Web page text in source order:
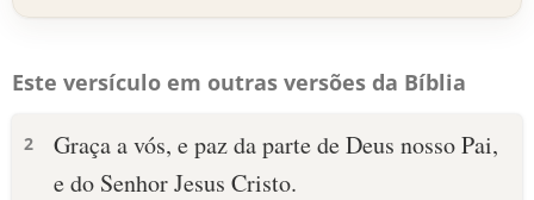
Este versículo em outras versões da Bíblia
2
Graça a vós, e paz da parte de Deus nosso Pai,
e do Senhor Jesus Cristo.